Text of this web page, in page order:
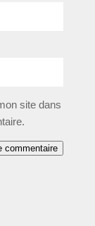
site dans
commentaire